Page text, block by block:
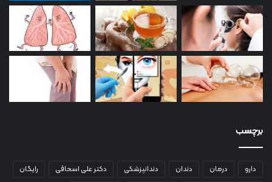
برچسب
دارو درمان دندان دندانپزشکی دکتر علی اسحاقی
رایگان